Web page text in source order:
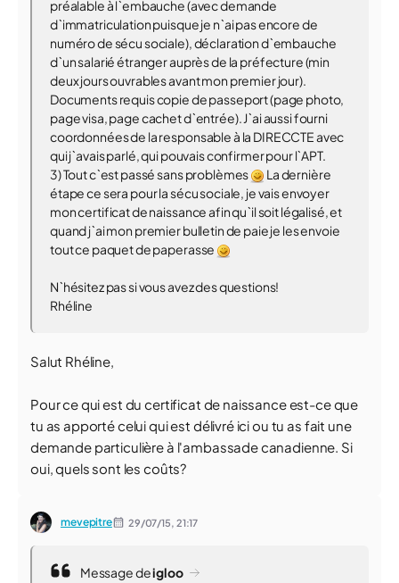
préalable à l`embauche (avec demande
d`immatriculation puisque je n`ai pas encore de
numéro de sécu sociale), déclaration d`embauche
d`un salarié étranger auprès de la préfecture (min
deux jours ouvrables avant mon premier jour).
Documents requis copie de passeport (page photo,
page visa, page cachet d`entrée). J`ai aussi fourni
coordonnées de la responsable à la DIRECCTE avec
qui j`avais parlé, qui pouvais confirmer pour l`APT.
3) Tout c`est passé sans problèmes
La dernière
étape ce sera pour la sécu sociale, je vais envoyer
mon certificat de naissance afin qu`il soit légalisé, et
quand j`ai mon premier bulletin de paie je les envoie
tout ce paquet de paperasse
N`hésitez pas si vous avez des questions!
Rhéline
Salut Rhéline,
Pour ce qui est du certificat de naissance est-ce que
tu as apporté celui qui est délivré ici ou tu as fait une
demande particulière à l'ambassade canadienne. Si
oui, quels sont les coûts?
mevepitre 29/07/15, 21:17
Message deigloo